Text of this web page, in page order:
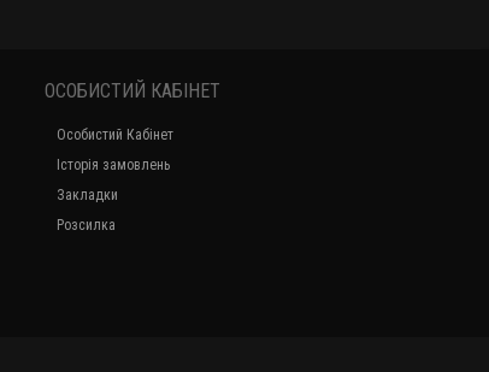
ОСОБИСТИЙ КАБІНЕТ
Особистий Кабінет
Історія замовлень